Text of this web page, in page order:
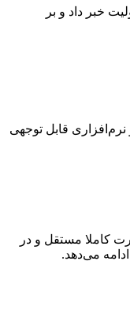
خبر داد و بر
قابل توجهی
کاملا مستقل و در
می‌دهد.